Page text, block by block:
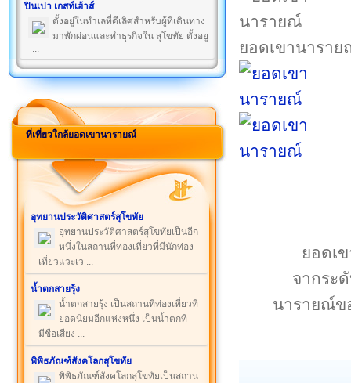
ปินเปา เกสท์เฮ้าส์
ตั้งอยู่ในทำเลที่ดีเลิศสำหรับผู้ที่เดินทาง
มาพักผ่อนและทำธุรกิจใน สุโขทัย ตั้งอยู
...
ที่เที่ยวใกล้ยอดเขานารายณ์
อุทยานประวัติศาสตร์สุโขทัย
อุทยานประวัติศาสตร์สุโขทัยเป็นอีก
หนึ่งในสถานที่ท่องเที่ยวที่มีนักท่อง
เที่ยวแวะเว ...
น้ำตกสายรุ้ง
น้ำตกสายรุ้ง เป็นสถานที่ท่องเที่ยวที่
ยอดนิยมอีกแห่งหนึ่ง เป็นน้ำตกที่
มีชื่อเสียง ...
พิพิธภัณฑ์สังคโลกสุโขทัย
พิพิธภัณฑ์สังคโลกสุโขทัยเป็นสถาน
ยอดเขานารา
ยอดเ
จากระ
นารายณ์ข